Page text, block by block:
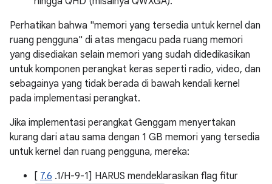
Perhatikan bahwa "memori yang tersedia untuk kernel dan
ruang pengguna" di atas mengacu pada ruang memori
yang disediakan selain memori yang sudah didedikasikan
untuk komponen perangkat keras seperti radio, video, dan
sebagainya yang tidak berada di bawah kendali kernel
pada implementasi perangkat.
Jika implementasi perangkat Genggam menyertakan
kurang dari atau sama dengan 1 GB memori yang tersedia
untuk kernel dan ruang pengguna, mereka:
[ 7.6 .1/H-9-1] HARUS mendeklarasikan flag fitur